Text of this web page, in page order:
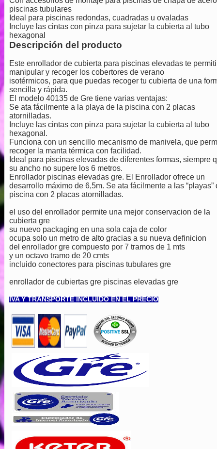
piscinas tubulares
Ideal para piscinas redondas, cuadradas u ovaladas
Incluye las cintas con pinza para sujetar la cubierta al tubo
hexagonal
Descripción del producto
Este enrollador de cubierta para piscinas elevadas te
manipular y recoger los cobertores de verano
isotérmicos, para que puedas recoger tu cubierta de una
sencilla y rápida.
El modelo 40135 de Gre tiene varias ventajas:
Se ata fácilmente a la playa de la piscina con 2 placas
atornilladas.
Incluye las cintas con pinza para sujetar la cubierta al tubo
hexagonal.
Funciona con un sencillo mecanismo de manivela, que
recoger la manta térmica con facilidad.
Ideal para piscinas elevadas de diferentes formas, siempre
su ancho no supere los 6 metros.
Enrollador piscinas elevadas gre. El Enrollador ofrece un
desarrollo máximo de 6,5m. Se ata fácilmente a las “playas”
piscina con 2 placas atornilladas.
el uso del enrollador permite una mejor conservacion de la
cubierta gre
su nuevo packaging en una sola caja de color
ocupa solo un metro de alto gracias a su nueva definicion
del enrollador gre compuesto por 7 tramos de 1 mts
y un octavo tramo de 20 cmts
incluido conectores para piscinas tubulares gre
enrollador de cubiertas gre piscinas elevadas gre
IVA Y TRANSPORTE INCLUIDO EN EL PRECIO